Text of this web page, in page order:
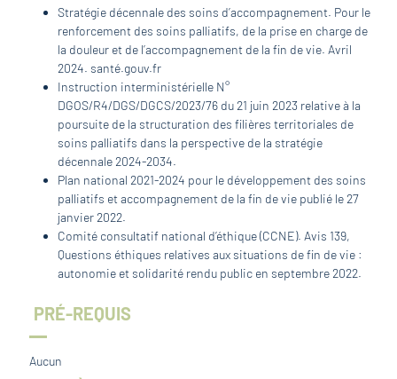
Stratégie décennale des soins d’accompagnement. Pour le
renforcement des soins palliatifs, de la prise en charge de
la douleur et de l’accompagnement de la fin de vie. Avril
2024. santé.gouv.fr
Instruction interministérielle N°
DGOS/R4/DGS/DGCS/2023/76 du 21 juin 2023 relative à la
poursuite de la structuration des filières territoriales de
soins palliatifs dans la perspective de la stratégie
décennale 2024-2034.
Plan national 2021-2024 pour le développement des soins
palliatifs et accompagnement de la fin de vie publié le 27
janvier 2022.
Comité consultatif national d’éthique (CCNE). Avis 139,
Questions éthiques relatives aux situations de fin de vie :
autonomie et solidarité rendu public en septembre 2022.
PRÉ-REQUIS
Aucun